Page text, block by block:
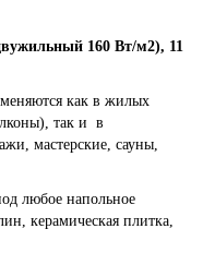
160 Вт/м2), 11
как в жилых
так и в
мастерские, сауны,
любое напольное
керамическая плитка,